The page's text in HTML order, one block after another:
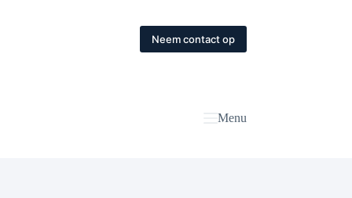
Neem contact op
Menu